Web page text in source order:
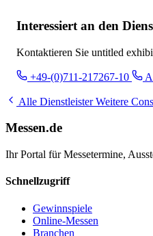
Interessiert an den
Kontaktieren Sie untitled
+49-(0)711-217267-10
Alle DienstleisterWeitere
Messen.de
Ihr Portal für Messetermine,
Schnellzugriff
Gewinnspiele
Online-Messen
Branchen